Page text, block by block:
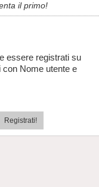
il primo!
essere registrati su
Nome utente e
Registrati!